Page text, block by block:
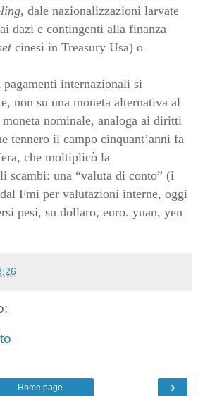
dale nazionalizzazioni larvate
dazi e contingenti alla finanza
cinesi in Treasury Usa) o
internazionali si
non su una moneta alternativa al
nominale, analoga ai diritti
tennero il campo cinquant’anni fa
che moltiplicò la
scambi: una “valuta di conto” (i
Fmi per valutazioni interne, oggi
pesi, su dollaro, euro. yuan, yen
›
Home page